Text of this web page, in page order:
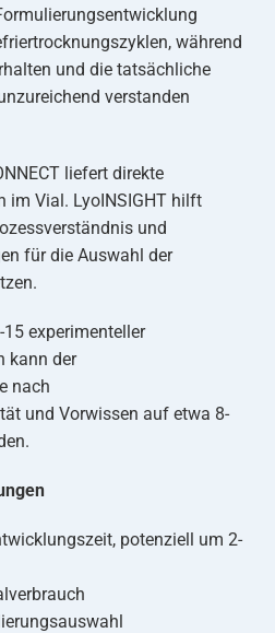
während
und die tatsächliche
verstanden
liefert direkte
im Vial. LyoINSIGHT hilft
und
für die Auswahl der
experimenteller
kann der
nach
und Vorwissen auf etwa 8-
potenziell um 2-